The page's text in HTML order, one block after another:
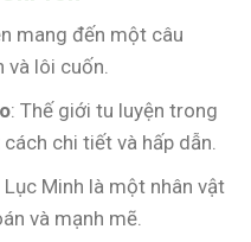
mang đến một câu
lôi cuốn.
: Thế giới tu luyện trong
chi tiết và hấp dẫn.
Lục Minh là một nhân vật
và mạnh mẽ.